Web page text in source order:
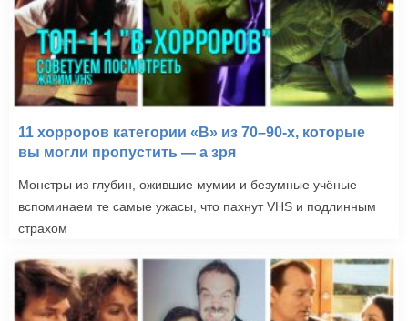
11 хорроров категории «B» из 70–90-х, которые
вы могли пропустить — а зря
Монстры из глубин, ожившие мумии и безумные учёные —
вспоминаем те самые ужасы, что пахнут VHS и подлинным
страхом